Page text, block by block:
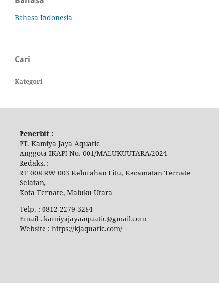
Bahasa Indonesia
Cari
Kategori
Penerbit :
PT. Kamiya Jaya Aquatic
Anggota IKAPI No. 001/MALUKUUTARA/2024
Redaksi :
RT 008 RW 003 Kelurahan Fitu, Kecamatan Ternate
Selatan,
Kota Ternate, Maluku Utara
Telp. : 0812-2279-3284
Email : kamiyajayaaquatic@gmail.com
Website : https://kjaquatic.com/